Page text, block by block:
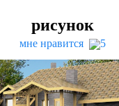
рисунок
мне нравится 5